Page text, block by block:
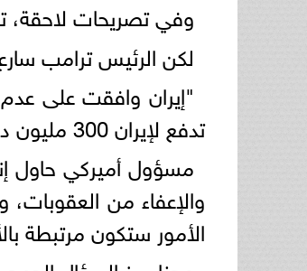
وفي تصريحات لاحقة، تحدث
لكن الرئيس ترامب
"إيران وافقت على عدم
تدفع لإيران 300 مليون دولار هي أخبار زائفة، روجها الديمقراطيون الحمقى!!!".
مسؤول أميركي حاول
الأمور ستكون مرتبطة